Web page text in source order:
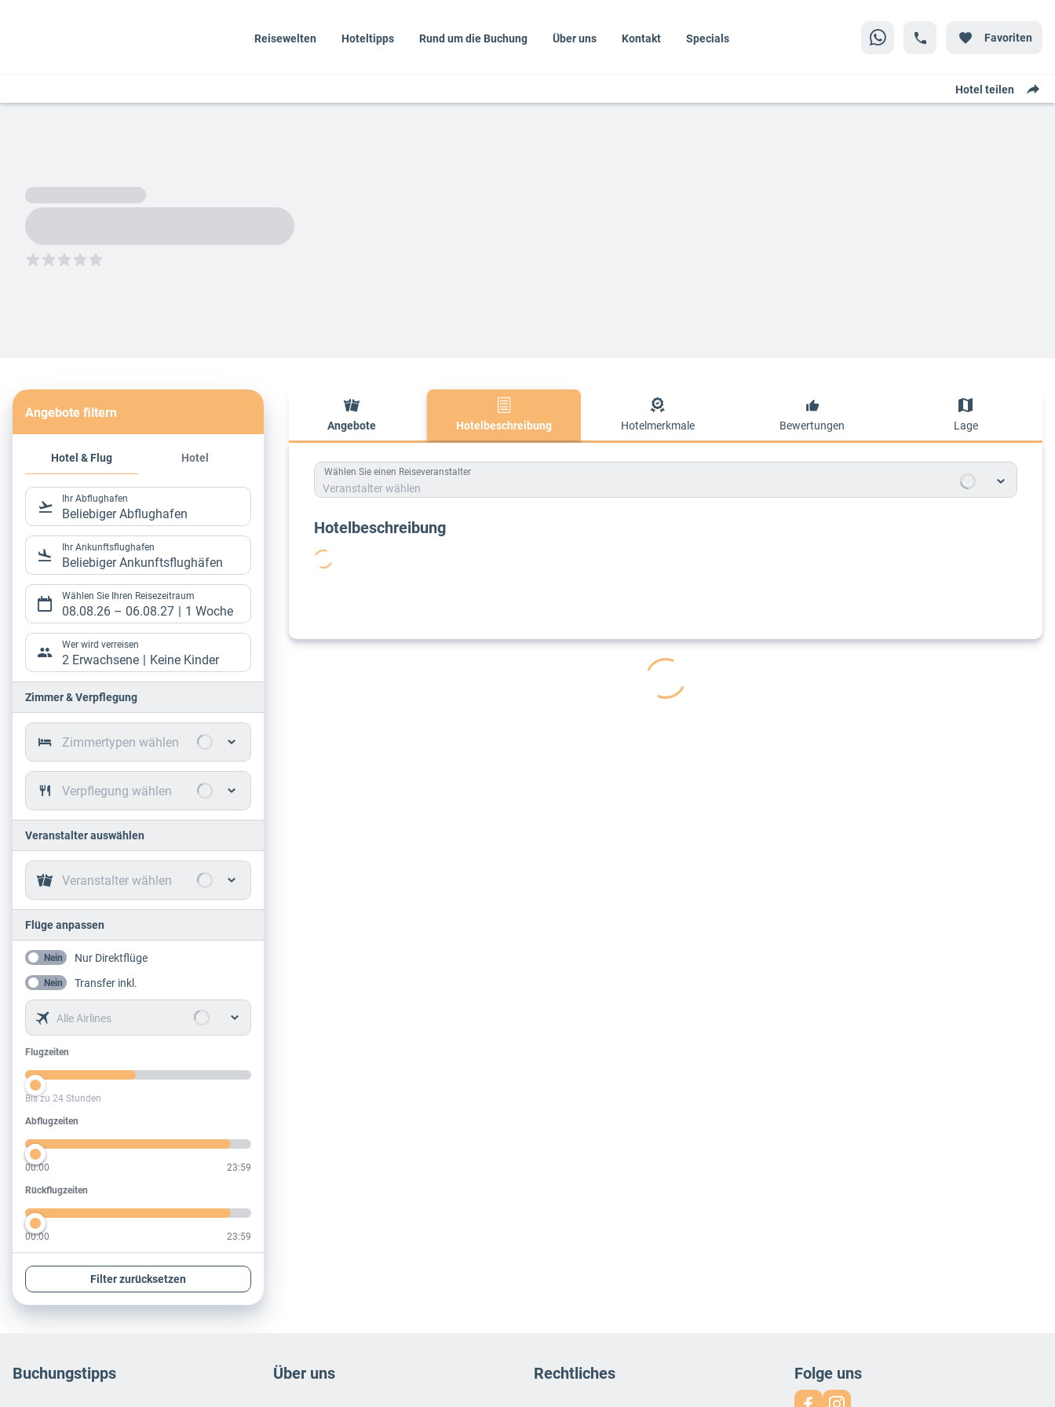
Reisewelten Hoteltipps Rund um die Buchung Über uns Kontakt Specials Favoriten
Hotel teilen
5
Angebote filtern
Hotel & Flug Hotel
Ihr Abflughafen
Beliebiger Abflughafen
Ihr Ankunftsflughafen
Beliebiger Ankunftsflughäfen
Wählen Sie Ihren Reisezeitraum
08.08.26 – 06.08.27 1 Woche
Wer wird verreisen
2 Erwachsene Keine Kinder
Zimmer & Verpflegung
Zimmertypen wählen
Verpflegung wählen
Veranstalter auswählen
Veranstalter wählen
Flüge anpassen
Nein Nur Direktflüge
Nein Transfer inkl.
Alle Airlines
Flugzeiten
Flugzeiten
Bis zu 24 Stunden
Abflugzeiten
Abflugzeiten
00:00 23:59
Rückflugzeiten
Rückflugzeiten
00:00 23:59
Filter zurücksetzen
Angebote Hotelbeschreibung Hotelmerkmale Bewertungen Lage
Hotelbeschreibung
Wählen Sie einen Reiseveranstalter
Veranstalter wählen
Hotelbeschreibung
Footer navigation
Buchungstipps Über uns Rechtliches Folge uns